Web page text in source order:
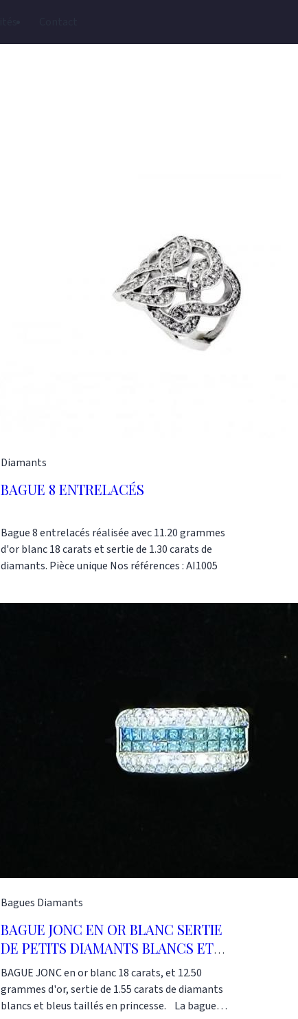
Diamants
BAGUE 8 ENTRELACÉS
Bague 8 entrelacés réalisée avec 11.20 grammes
d'or blanc 18 carats et sertie de 1.30 carats de
diamants. Pièce unique Nos références : AI1005
Bagues Diamants
BAGUE JONC EN OR BLANC SERTIE
DE PETITS DIAMANTS BLANCS ET
BLEUS
BAGUE JONC en or blanc 18 carats, et 12.50
grammes d'or, sertie de 1.55 carats de diamants
blancs et bleus taillés en princesse. La bague